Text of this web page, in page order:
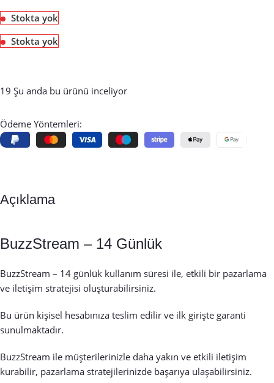
Stokta yok
Stokta yok
19 Şu anda bu ürünü inceliyor
Ödeme Yöntemleri:
Açıklama
BuzzStream – 14 Günlük
BuzzStream – 14 günlük kullanım süresi ile, etkili bir pazarlama
ve iletişim stratejisi oluşturabilirsiniz.
Bu ürün kişisel hesabınıza teslim edilir ve ilk girişte garanti
sunulmaktadır.
BuzzStream ile müşterilerinizle daha yakın ve etkili iletişim
kurabilir, pazarlama stratejilerinizde başarıya ulaşabilirsiniz.